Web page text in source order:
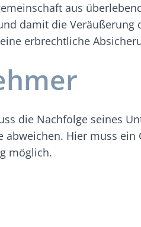
aus
damit die
erbrechtliche
die Nachfolge seines
abweichen. Hier muss
möglich.